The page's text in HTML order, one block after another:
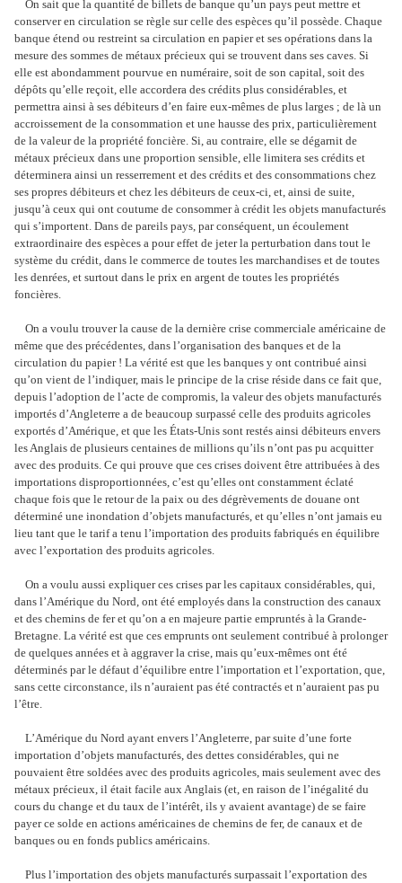
On sait que la quantité de billets de banque qu’un pays peut mettre et
conserver en circulation se règle sur celle des espèces qu’il possède. Chaque
banque étend ou restreint sa circulation en papier et ses opérations dans la
mesure des sommes de métaux précieux qui se trouvent dans ses caves. Si
elle est abondamment pourvue en numéraire, soit de son capital, soit des
dépôts qu’elle reçoit, elle accordera des crédits plus considérables, et
permettra ainsi à ses débiteurs d’en faire eux-mêmes de plus larges ; de là un
accroissement de la consommation et une hausse des prix, particulièrement
de la valeur de la propriété foncière. Si, au contraire, elle se dégarnit de
métaux précieux dans une proportion sensible, elle limitera ses crédits et
déterminera ainsi un resserrement et des crédits et des consommations chez
ses propres débiteurs et chez les débiteurs de ceux-ci, et, ainsi de suite,
jusqu’à ceux qui ont coutume de consommer à crédit les objets manufacturés
qui s’importent. Dans de pareils pays, par conséquent, un écoulement
extraordinaire des espèces a pour effet de jeter la perturbation dans tout le
système du crédit, dans le commerce de toutes les marchandises et de toutes
les denrées, et surtout dans le prix en argent de toutes les propriétés
foncières.
On a voulu trouver la cause de la dernière crise commerciale américaine de
même que des précédentes, dans l’organisation des banques et de la
circulation du papier ! La vérité est que les banques y ont contribué ainsi
qu’on vient de l’indiquer, mais le principe de la crise réside dans ce fait que,
depuis l’adoption de l’acte de compromis, la valeur des objets manufacturés
importés d’Angleterre a de beaucoup surpassé celle des produits agricoles
exportés d’Amérique, et que les États-Unis sont restés ainsi débiteurs envers
les Anglais de plusieurs centaines de millions qu’ils n’ont pas pu acquitter
avec des produits. Ce qui prouve que ces crises doivent être attribuées à des
importations disproportionnées, c’est qu’elles ont constamment éclaté
chaque fois que le retour de la paix ou des dégrèvements de douane ont
déterminé une inondation d’objets manufacturés, et qu’elles n’ont jamais eu
lieu tant que le tarif a tenu l’importation des produits fabriqués en équilibre
avec l’exportation des produits agricoles.
On a voulu aussi expliquer ces crises par les capitaux considérables, qui,
dans l’Amérique du Nord, ont été employés dans la construction des canaux
et des chemins de fer et qu’on a en majeure partie empruntés à la Grande-
Bretagne. La vérité est que ces emprunts ont seulement contribué à prolonger
de quelques années et à aggraver la crise, mais qu’eux-mêmes ont été
déterminés par le défaut d’équilibre entre l’importation et l’exportation, que,
sans cette circonstance, ils n’auraient pas été contractés et n’auraient pas pu
l’être.
L’Amérique du Nord ayant envers l’Angleterre, par suite d’une forte
importation d’objets manufacturés, des dettes considérables, qui ne
pouvaient être soldées avec des produits agricoles, mais seulement avec des
métaux précieux, il était facile aux Anglais (et, en raison de l’inégalité du
cours du change et du taux de l’intérêt, ils y avaient avantage) de se faire
payer ce solde en actions américaines de chemins de fer, de canaux et de
banques ou en fonds publics américains.
Plus l’importation des objets manufacturés surpassait l’exportation des